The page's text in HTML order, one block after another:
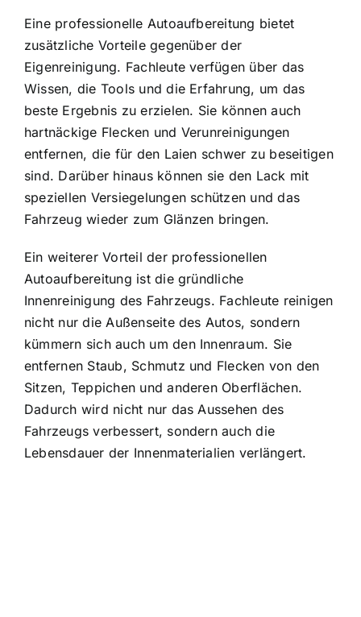
Eine professionelle Autoaufbereitung bietet
zusätzliche Vorteile gegenüber der
Eigenreinigung. Fachleute verfügen über das
Wissen, die Tools und die Erfahrung, um das
beste Ergebnis zu erzielen. Sie können auch
hartnäckige Flecken und Verunreinigungen
entfernen, die für den Laien schwer zu beseitigen
sind. Darüber hinaus können sie den Lack mit
speziellen Versiegelungen schützen und das
Fahrzeug wieder zum Glänzen bringen.
Ein weiterer Vorteil der professionellen
Autoaufbereitung ist die gründliche
Innenreinigung des Fahrzeugs. Fachleute reinigen
nicht nur die Außenseite des Autos, sondern
kümmern sich auch um den Innenraum. Sie
entfernen Staub, Schmutz und Flecken von den
Sitzen, Teppichen und anderen Oberflächen.
Dadurch wird nicht nur das Aussehen des
Fahrzeugs verbessert, sondern auch die
Lebensdauer der Innenmaterialien verlängert.